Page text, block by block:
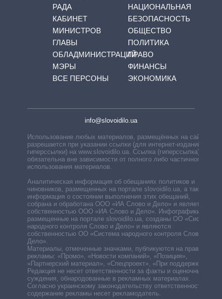
РАДА
КАБИНЕТ
МИНИСТРОВ
ГЛАВЫ
ОБЛАДМИНИСТРАЦИЙ
МЭРЫ
ВСЕ ПЕРСОНЫ
НАЦИОНАЛЬНАЯ
БЕЗОПАСНОСТЬ
ОБЩЕСТВО
ПОЛИТИКА
ПРАВО
ФИНАНСЫ
ЭКОНОМИКА
info@slovoidilo.ua
Использование любых материалов, размещённых на сайте,
разрешается при указании ссылки (для интернет-изданий —
гиперссылки) на www.slovoidilo.ua. Ссылка (гиперссылка)
обязательна вне зависимости от полного либо частичного
использования материалов.
Аналитическая информация об обещаниях политиков и
чиновников, размещенных на портале slovoidilo.ua, а также
информация о состоянии выполнения этих обещаний,
собрана и обработана ООО «ИА Слово и Дело» и является
собственностью ООО «ИА Слово и Дело». Инфографики,
размещенные на портале slovoidilo.ua, созданы ОО «Система
народного контроля Слово и Дело» и являются
собственностью ОО «Система народного контроля Слово и
Дело».
Материалы, отмеченные значками, публикуются на правах
рекламы: «Промо», «Новости компаний», «Позиция»,
«Партнерский материал», «Спецпроект», «При поддержке».
Редакция не несет ответственности за факты и оценочные
суждения, обнародованные в рекламных материалах.
Согласно украинскому законодательству ответственность за
содержание рекламы несет рекламодатель.